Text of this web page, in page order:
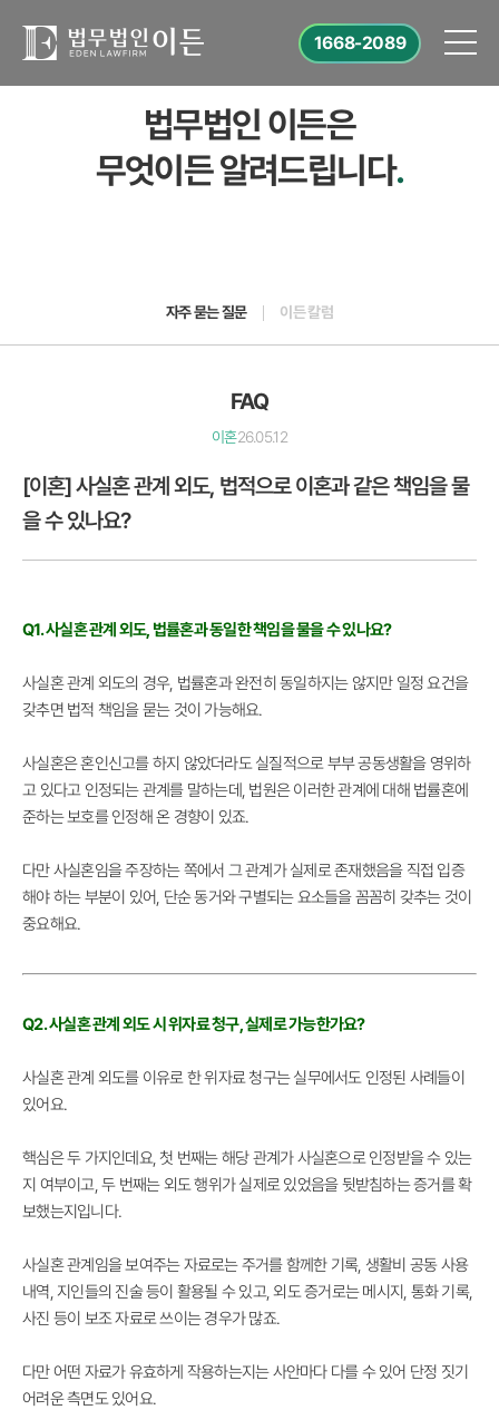
1668-2089
법무법인 이든은
무엇이든 알려드립니다.
자주 묻는 질문 이든 칼럼
FAQ
이혼26.05.12
[이혼] 사실혼 관계 외도, 법적으로 이혼과 같은 책임을 물
을 수 있나요?
Q1. 사실혼 관계 외도, 법률혼과 동일한 책임을 물을 수 있나요?
사실혼 관계 외도의 경우, 법률혼과 완전히 동일하지는 않지만 일정 요건을
갖추면 법적 책임을 묻는 것이 가능해요.
사실혼은 혼인신고를 하지 않았더라도 실질적으로 부부 공동생활을 영위하
고 있다고 인정되는 관계를 말하는데, 법원은 이러한 관계에 대해 법률혼에
준하는 보호를 인정해 온 경향이 있죠.
다만 사실혼임을 주장하는 쪽에서 그 관계가 실제로 존재했음을 직접 입증
해야 하는 부분이 있어, 단순 동거와 구별되는 요소들을 꼼꼼히 갖추는 것이
중요해요.
Q2. 사실혼 관계 외도 시 위자료 청구, 실제로 가능한가요?
사실혼 관계 외도를 이유로 한 위자료 청구는 실무에서도 인정된 사례들이
있어요.
핵심은 두 가지인데요, 첫 번째는 해당 관계가 사실혼으로 인정받을 수 있는
지 여부이고, 두 번째는 외도 행위가 실제로 있었음을 뒷받침하는 증거를 확
보했는지입니다.
사실혼 관계임을 보여주는 자료로는 주거를 함께한 기록, 생활비 공동 사용
내역, 지인들의 진술 등이 활용될 수 있고, 외도 증거로는 메시지, 통화 기록,
사진 등이 보조 자료로 쓰이는 경우가 많죠.
다만 어떤 자료가 유효하게 작용하는지는 사안마다 다를 수 있어 단정 짓기
어려운 측면도 있어요.